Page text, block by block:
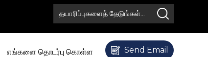
எங்களை தொடர்பு கொள்ள Send Email